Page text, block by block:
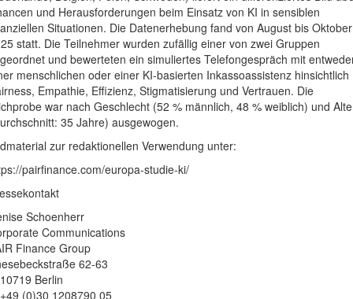
und Herausforderungen beim Einsatz von KI in sensiblen
Situationen. Die Datenerhebung fand von August bis Oktober
statt. Die Teilnehmer wurden zufällig einer von zwei Gruppen
und bewerteten ein simuliertes Telefongespräch mit
menschlichen oder einer KI-basierten Inkassoassistenz hinsichtlich
Empathie, Effizienz, Stigmatisierung und Vertrauen. Die
war nach Geschlecht (52 % männlich, 48 % weiblich) und
35 Jahre) ausgewogen.
zur redaktionellen Verwendung unter:
pairfinance.com/europa-studie-ki/
Schoenherr
Communications
Finance Group
62-63
Berlin
(0)30 1208790 05